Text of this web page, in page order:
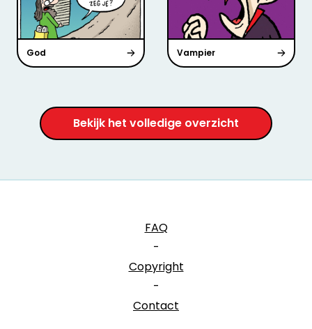
God Vampier
Bekijk het volledige overzicht
FAQ
-
Copyright
-
Contact